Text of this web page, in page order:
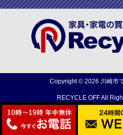
Copyright © 2026 川崎市
RECYCLE OFFAll